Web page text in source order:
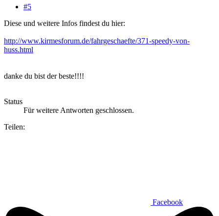
#5
Diese und weitere Infos findest du hier:
http://www.kirmesforum.de/fahrgeschaefte/371-speedy-von-
huss.html
danke du bist der beste!!!!
Status
Für weitere Antworten geschlossen.
Teilen:
Facebook